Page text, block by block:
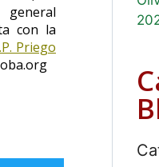
con la
Priego